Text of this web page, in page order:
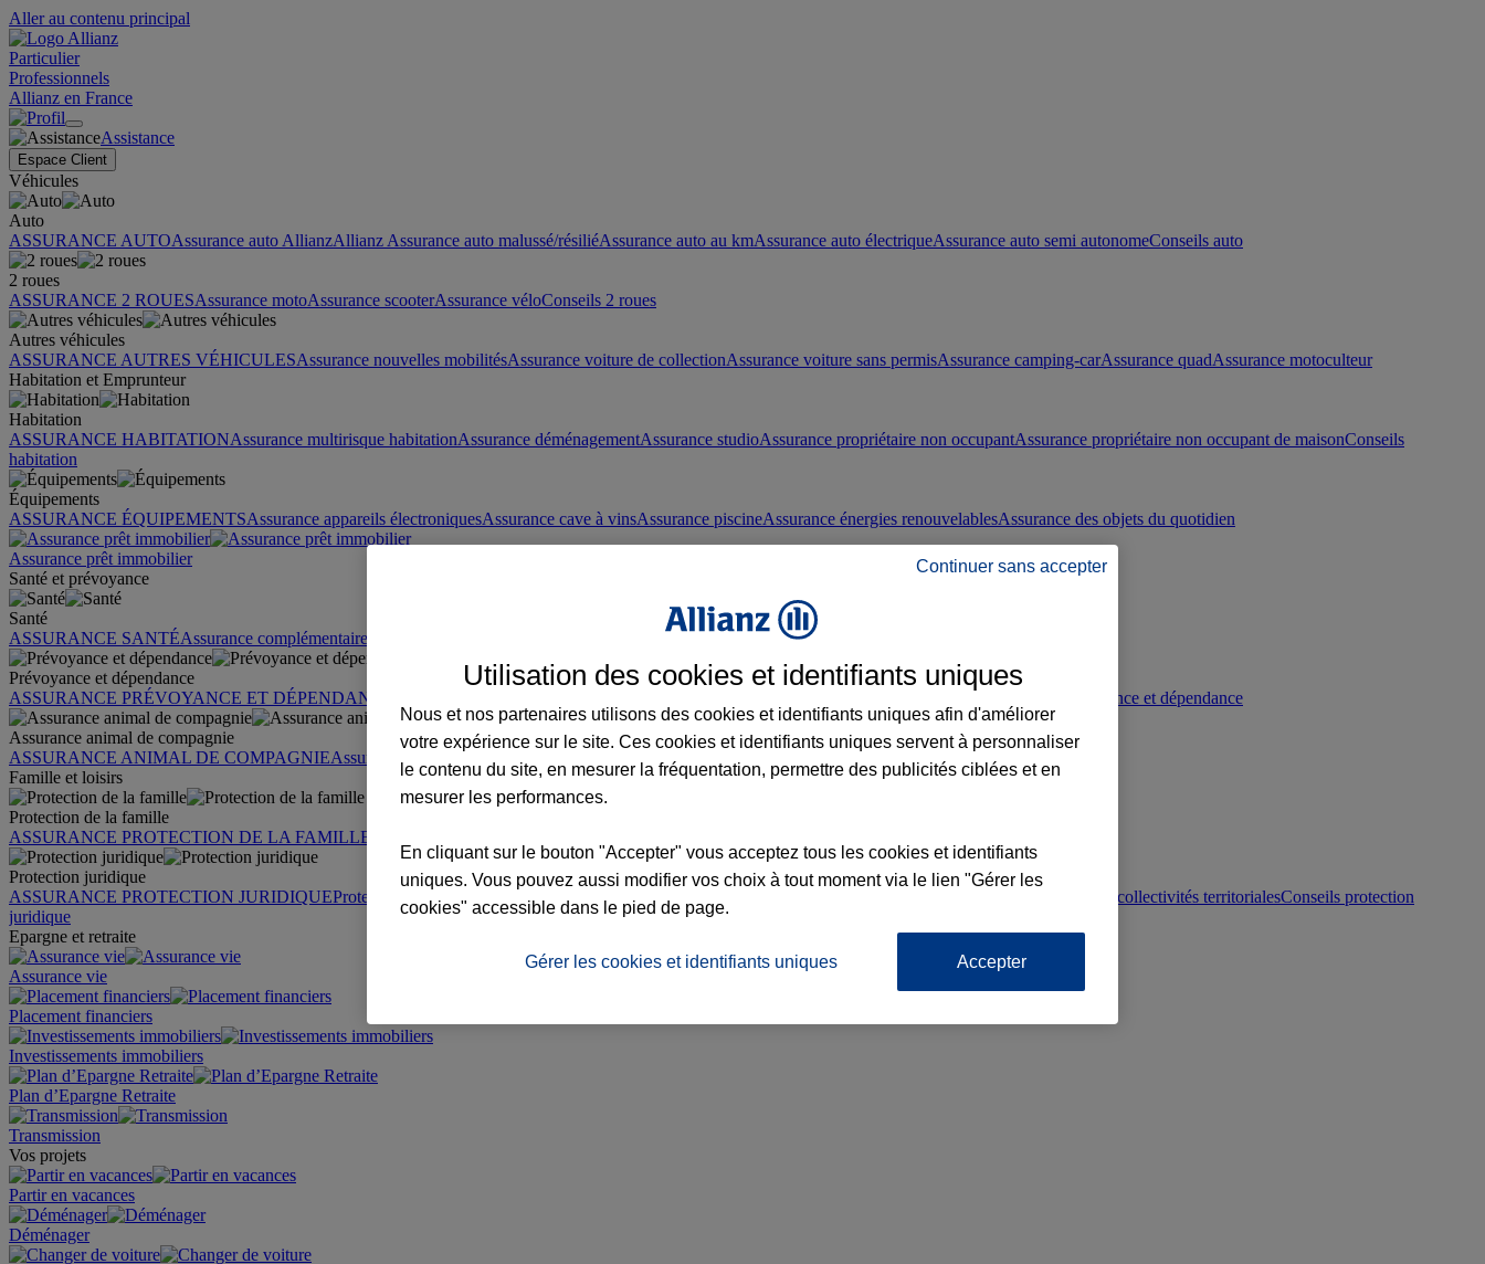
Aller au contenu principal
Particulier
Professionnels
Allianz en France
Assistance
Espace Client
Véhicules
Auto
ASSURANCE AUTOAssurance auto AllianzAllianz Assurance auto malussé/résiliéAssurance auto au kmAssurance auto électriqueAssurance auto semi autonomeConseils auto
2 roues
ASSURANCE 2 ROUESAssurance motoAssurance scooterAssurance véloConseils 2 roues
Autres véhicules
ASSURANCE AUTRES VÉHICULESAssurance nouvelles mobilitésAssurance voiture de collectionAssurance voiture sans permisAssurance camping-carAssurance quadAssurance motoculteur
Habitation et Emprunteur
Habitation
ASSURANCE HABITATIONAssurance multirisque habitationAssurance déménagementAssurance studioAssurance propriétaire non occupantAssurance propriétaire non occupant de maisonConseils
habitation
Équipements
ASSURANCE ÉQUIPEMENTSAssurance appareils électroniquesAssurance cave à vinsAssurance piscineAssurance énergies renouvelablesAssurance des objets du quotidien
Assurance prêt immobilier
Santé et prévoyance
Santé
ASSURANCE SANTÉAssurance complémentaire santé Conseils santé
Prévoyance et dépendance
ASSURANCE PRÉVOYANCE ET DÉPENDANCE
Conseils prévoyance et dépendance
Assurance animal de compagnie
ASSURANCE ANIMAL DE COMPAGNIEAssurance chien Assurance chat
Conseils animal de compagnie
Famille et loisirs
Protection de la famille
ASSURANCE PROTECTION DE LA FAMILLE
Protection juridique
ASSURANCE PROTECTION JURIDIQUEProtection juridique particuliers Protection juridique immobilière Protection juridique collectivités territorialesConseils protection
juridique
Epargne et retraite
Assurance vie
Placement financiers
Investissements immobiliers
Plan d’Epargne Retraite
Transmission
Vos projets
Partir en vacances
Déménager
Continuer sans accepter
Utilisation des cookies et identifiants uniques
Nous et nos partenaires utilisons des cookies et identifiants uniques afin d'améliorer
votre expérience sur le site. Ces cookies et identifiants uniques servent à personnaliser
le contenu du site, en mesurer la fréquentation, permettre des publicités ciblées et en
mesurer les performances.
En cliquant sur le bouton "Accepter" vous acceptez tous les cookies et identifiants
uniques. Vous pouvez aussi modifier vos choix à tout moment via le lien "Gérer les
cookies" accessible dans le pied de page.
Gérer les cookies et identifiants uniques Accepter